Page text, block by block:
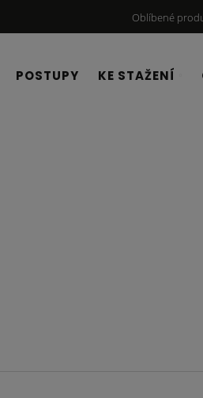
Oblíbené
POSTUPY KE STAŽENÍ